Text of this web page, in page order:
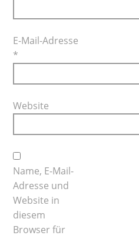
E-Mail-Adresse
*
Website
Name, E-Mail-
Adresse und
Website in
diesem
Browser für